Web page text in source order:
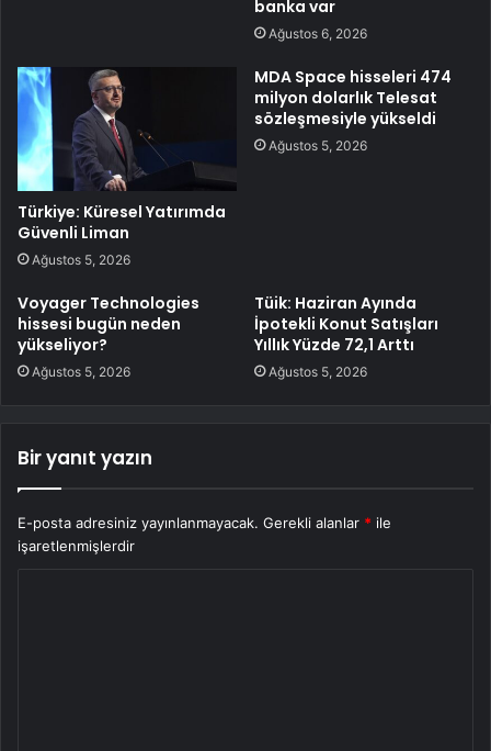
banka var
Ağustos 6, 2026
Türkiye: Küresel Yatırımda
Güvenli Liman
Ağustos 5, 2026
MDA Space hisseleri 474
milyon dolarlık Telesat
sözleşmesiyle yükseldi
Ağustos 5, 2026
Voyager Technologies
hissesi bugün neden
yükseliyor?
Ağustos 5, 2026
Tüik: Haziran Ayında
İpotekli Konut Satışları
Yıllık Yüzde 72,1 Arttı
Ağustos 5, 2026
Bir yanıt yazın
E-posta adresiniz yayınlanmayacak. Gerekli alanlar * ile
işaretlenmişlerdir